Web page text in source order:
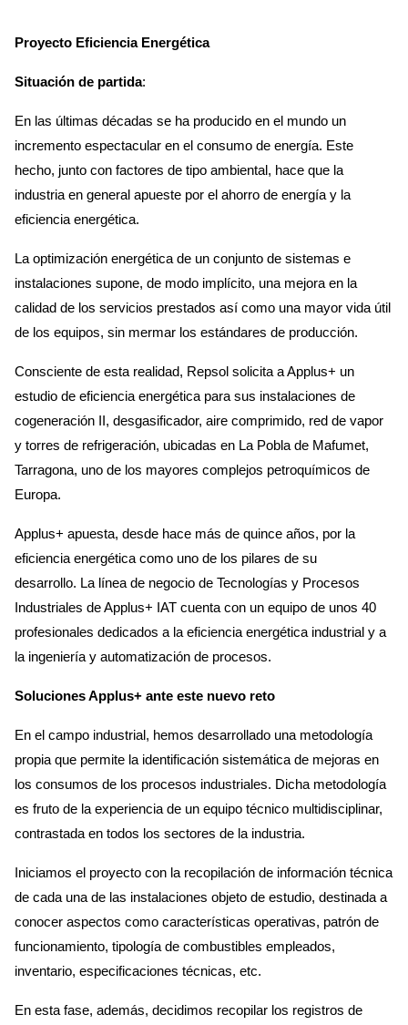
Proyecto Eficiencia Energética
Situación de partida:
En las últimas décadas se ha producido en el mundo un
incremento espectacular en el consumo de energía. Este
hecho, junto con factores de tipo ambiental, hace que la
industria en general apueste por el ahorro de energía y la
eficiencia energética.
La optimización energética de un conjunto de sistemas e
instalaciones supone, de modo implícito, una mejora en la
calidad de los servicios prestados así como una mayor vida útil
de los equipos, sin mermar los estándares de producción.
Consciente de esta realidad, Repsol solicita a Applus+ un
estudio de eficiencia energética para sus instalaciones de
cogeneración II, desgasificador, aire comprimido, red de vapor
y torres de refrigeración, ubicadas en La Pobla de Mafumet,
Tarragona, uno de los mayores complejos petroquímicos de
Europa.
Applus+ apuesta, desde hace más de quince años, por la
eficiencia energética como uno de los pilares de su
desarrollo. La línea de negocio de Tecnologías y Procesos
Industriales de Applus+ IAT cuenta con un equipo de unos 40
profesionales dedicados a la eficiencia energética industrial y a
la ingeniería y automatización de procesos.
Soluciones Applus+ ante este nuevo reto
En el campo industrial, hemos desarrollado una metodología
propia que permite la identificación sistemática de mejoras en
los consumos de los procesos industriales. Dicha metodología
es fruto de la experiencia de un equipo técnico multidisciplinar,
contrastada en todos los sectores de la industria.
Iniciamos el proyecto con la recopilación de información técnica
de cada una de las instalaciones objeto de estudio, destinada a
conocer aspectos como características operativas, patrón de
funcionamiento, tipología de combustibles empleados,
inventario, especificaciones técnicas, etc.
En esta fase, además, decidimos recopilar los registros de